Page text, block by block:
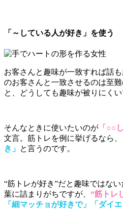
「～している人が好き」を使う
お客さんと趣味が一致すれば話
のお客さんと一致させるのは至
と、どうしても趣味が被りにくい
そんなときに使いたいのが 「○○
文言。筋トレを例に挙げるなら、
き」 と言うのです。
“筋トレが好き”だと趣味ではな
葉に詰まりがちですが、 “筋トレ
「細マッチョが好きで」「ダイ